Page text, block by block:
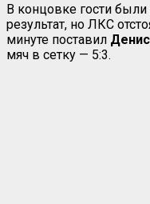
В концовке гости были
результат, но ЛКС
минуте поставил
мяч в сетку — 5:3.